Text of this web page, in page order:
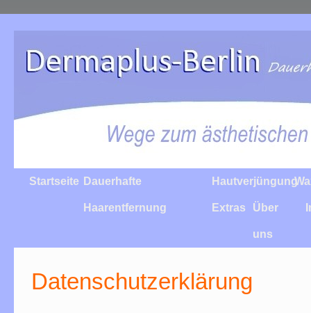
Startseite Dauerhafte
Haarentfernung
Hautverjüngung
Extras Über
uns
Datenschutzerklärung